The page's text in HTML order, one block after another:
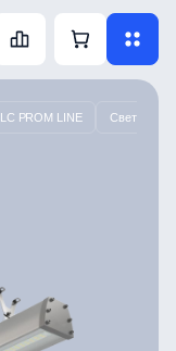
LC PROM LINE